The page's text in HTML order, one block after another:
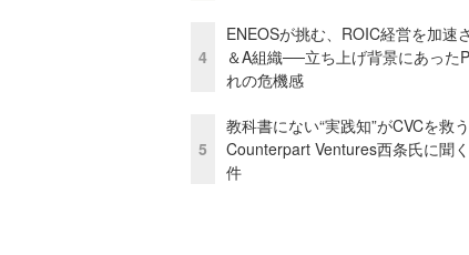
4
ENEOSが挑む、ROIC経営を加速
＆A組織──立ち上げ背景にあった
れの危機感
5
教科書にない“実践知”がCVCを救う
Counterpart Ventures西条氏に聞
件